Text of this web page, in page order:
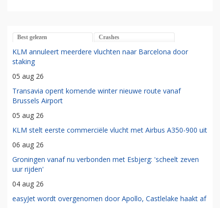
Best gelezen Crashes
KLM annuleert meerdere vluchten naar Barcelona door
staking
05 aug 26
Transavia opent komende winter nieuwe route vanaf
Brussels Airport
05 aug 26
KLM stelt eerste commerciële vlucht met Airbus A350-900 uit
06 aug 26
Groningen vanaf nu verbonden met Esbjerg: 'scheelt zeven
uur rijden'
04 aug 26
easyJet wordt overgenomen door Apollo, Castlelake haakt af